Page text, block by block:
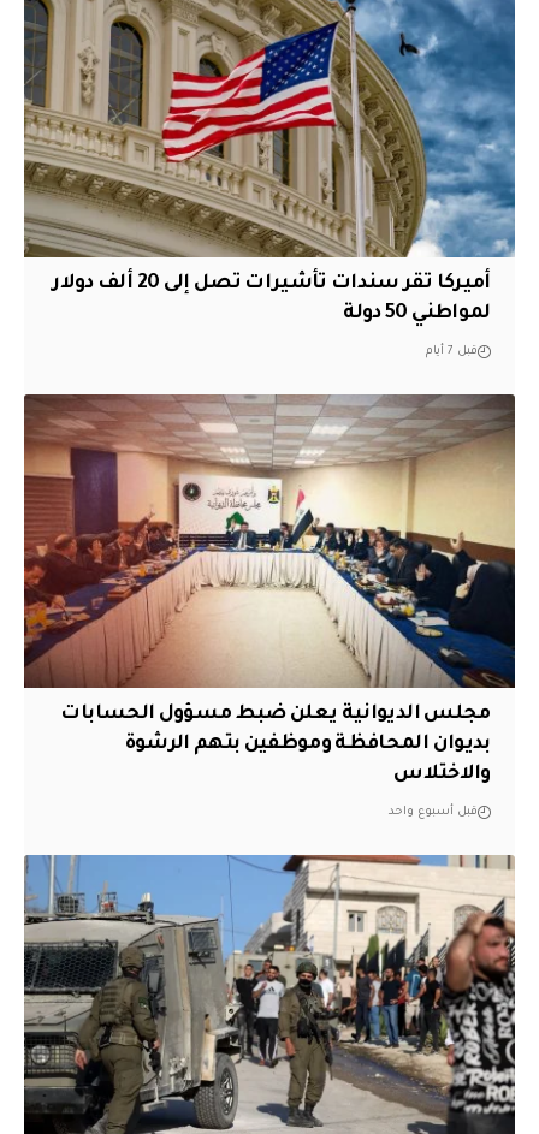
أميركا تقر سندات تأشيرات تصل إلى 20 ألف دولار
لمواطني 50 دولة
قبل 7 أيام
مجلس الديوانية يعلن ضبط مسؤول الحسابات
بديوان المحافظة وموظفين بتهم الرشوة
والاختلاس
قبل أسبوع واحد